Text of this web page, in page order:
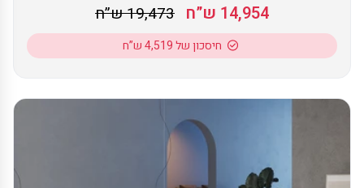
14,954 ש”ח 19,473 ש”ח
חיסכון של 4,519 ש”ח